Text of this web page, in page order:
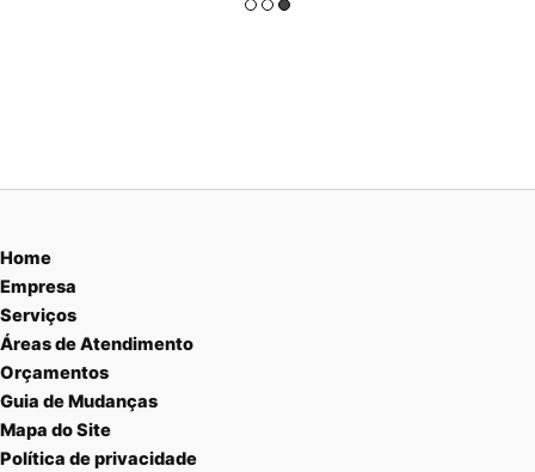
Home
Empresa
Serviços
Áreas de Atendimento
Orçamentos
Guia de Mudanças
Mapa do Site
Política de privacidade